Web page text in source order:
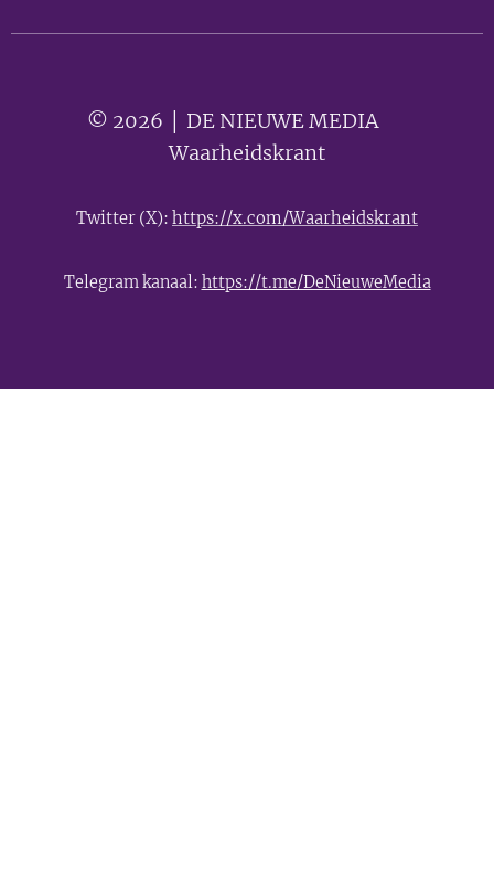
© 2026 │ DE NIEUWE MEDIA 🟣
Waarheidskrant
Twitter (X): https://x.com/Waarheidskrant
Telegram kanaal: https://t.me/DeNieuweMedia